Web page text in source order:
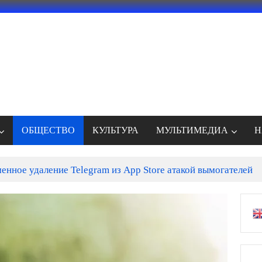
ОБЩЕСТВО КУЛЬТУРА МУЛЬТИМЕДИА
удаление Telegram из App Store атакой вымогателей